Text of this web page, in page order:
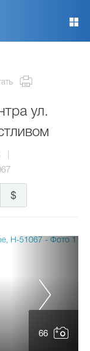
ул.
$
66